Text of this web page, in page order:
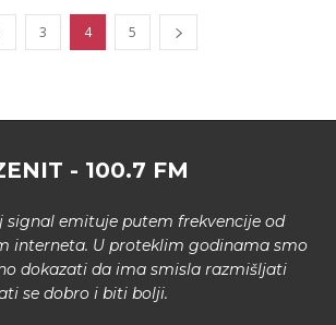
3 4 5
- 100.7 FM
signal emituje putem frekvencije od
interneta. U proteklim godinama smo
dokazati da ima smisla razmišljati
se dobro i biti bolji.